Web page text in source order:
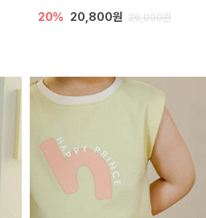
20% 20,800원 26,000원